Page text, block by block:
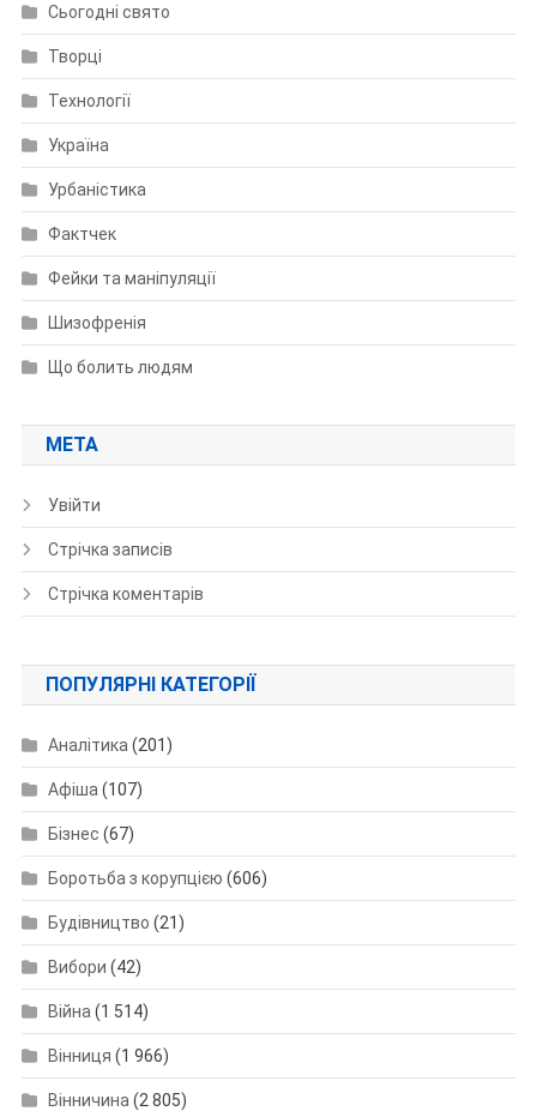
Сьогодні свято
Творці
Технології
Україна
Урбаністика
Фактчек
Фейки та маніпуляції
Шизофренія
Що болить людям
МЕТА
Увійти
Стрічка записів
Стрічка коментарів
ПОПУЛЯРНІ КАТЕГОРІЇ
Аналітика (201)
Афіша (107)
Бізнес (67)
Боротьба з корупцією (606)
Будівництво (21)
Вибори (42)
Війна (1 514)
Вінниця (1 966)
Вінничина (2 805)